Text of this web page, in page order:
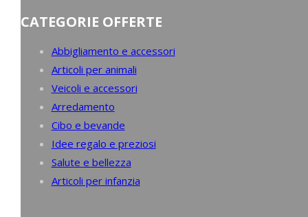
CATEGORIE OFFERTE
Abbigliamento e accessori
Articoli per animali
Veicoli e accessori
Arredamento
Cibo e bevande
Idee regalo e preziosi
Salute e bellezza
Articoli per infanzia